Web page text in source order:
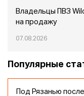
Владельцы ПВЗ
на продажу
07.08.2026
Популярные
Под Рязанью